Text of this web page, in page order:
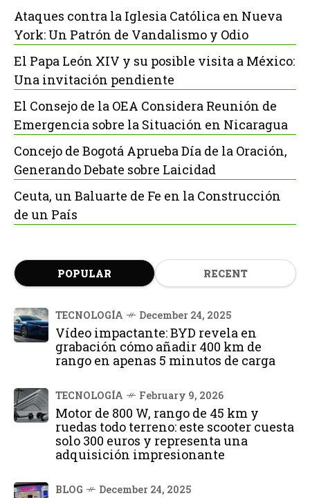
Ataques contra la Iglesia Católica en Nueva
York: Un Patrón de Vandalismo y Odio
El Papa León XIV y su posible visita a México:
Una invitación pendiente
El Consejo de la OEA Considera Reunión de
Emergencia sobre la Situación en Nicaragua
Concejo de Bogotá Aprueba Día de la Oración,
Generando Debate sobre Laicidad
Ceuta, un Baluarte de Fe en la Construcción
de un País
POPULAR RECENT
TECNOLOGÍA December 24, 2025
Vídeo impactante: BYD revela en
grabación cómo añadir 400 km de
rango en apenas 5 minutos de carga
TECNOLOGÍA February 9, 2026
Motor de 800 W, rango de 45 km y
ruedas todo terreno: este scooter cuesta
solo 300 euros y representa una
adquisición impresionante
BLOG December 24, 2025